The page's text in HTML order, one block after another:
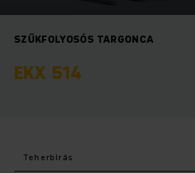
SZŰKFOLYOSÓS TARGONCA
EKX 514
Teherbírás